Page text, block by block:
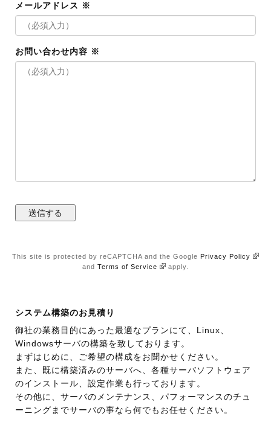
メールアドレス ※
お問い合わせ内容 ※
This site is protected by reCAPTCHA and the Google Privacy Policy
andTerms of Service apply.
システム構築のお見積り
御社の業務目的にあった最適なプランにて、Linux、
Windowsサーバの構築を致しております。
まずはじめに、ご希望の構成をお聞かせください。
また、既に構築済みのサーバへ、各種サーバソフトウェア
のインストール、設定作業も行っております。
その他に、サーバのメンテナンス、パフォーマンスのチュ
ーニングまでサーバの事なら何でもお任せください。